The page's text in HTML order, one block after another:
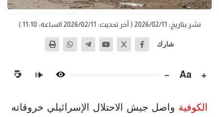
نشر بتاريخ: 2026/02/11 ( آخر تحديث: 2026/02/11 الساعة: 11:10 )
شارك
+
Aa
−
🔊
الكوفية واصل جيش الاحتلال الإسرائيلي خروقاته